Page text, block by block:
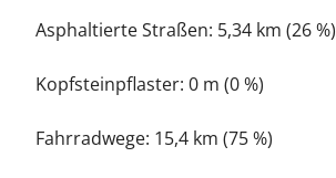
Asphaltierte Straßen: 5,34 km (26 %)
Kopfsteinpflaster: 0 m (0 %)
Fahrradwege: 15,4 km (75 %)